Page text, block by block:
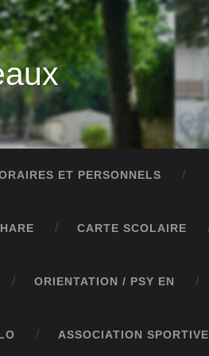
ET PERSONNELS
CARTE SCOLAIRE
ORIENTATION / PSY EN
ASSOCIATION SPORTIVE